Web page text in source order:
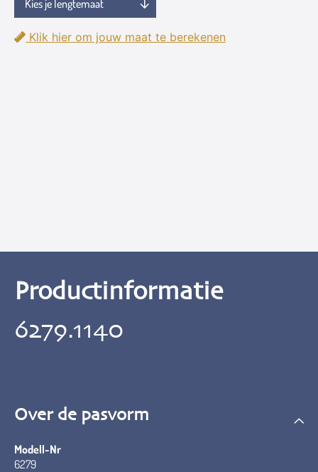
Klik hier om jouw maat te berekenen
Productinformatie
6279.1140
Over de pasvorm
Modell-Nr
6279